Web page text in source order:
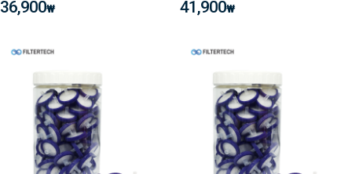
36,900₩ 41,900₩